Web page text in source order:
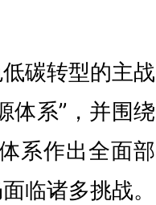
碳转型的主战
体系”，并围绕
系作出全面部
临诸多挑战。